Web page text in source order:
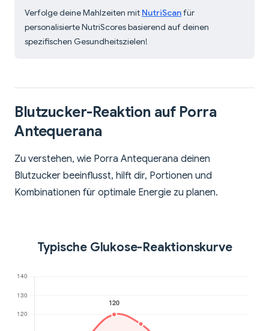
Verfolge deine Mahlzeiten mit NutriScanfür
personalisierte NutriScores basierend auf deinen
spezifischen Gesundheitszielen!
Blutzucker-Reaktion auf Porra
Antequerana
Zu verstehen, wie Porra Antequerana deinen
Blutzucker beeinflusst, hilft dir, Portionen und
Kombinationen für optimale Energie zu planen.
Typische Glukose-Reaktionskurve